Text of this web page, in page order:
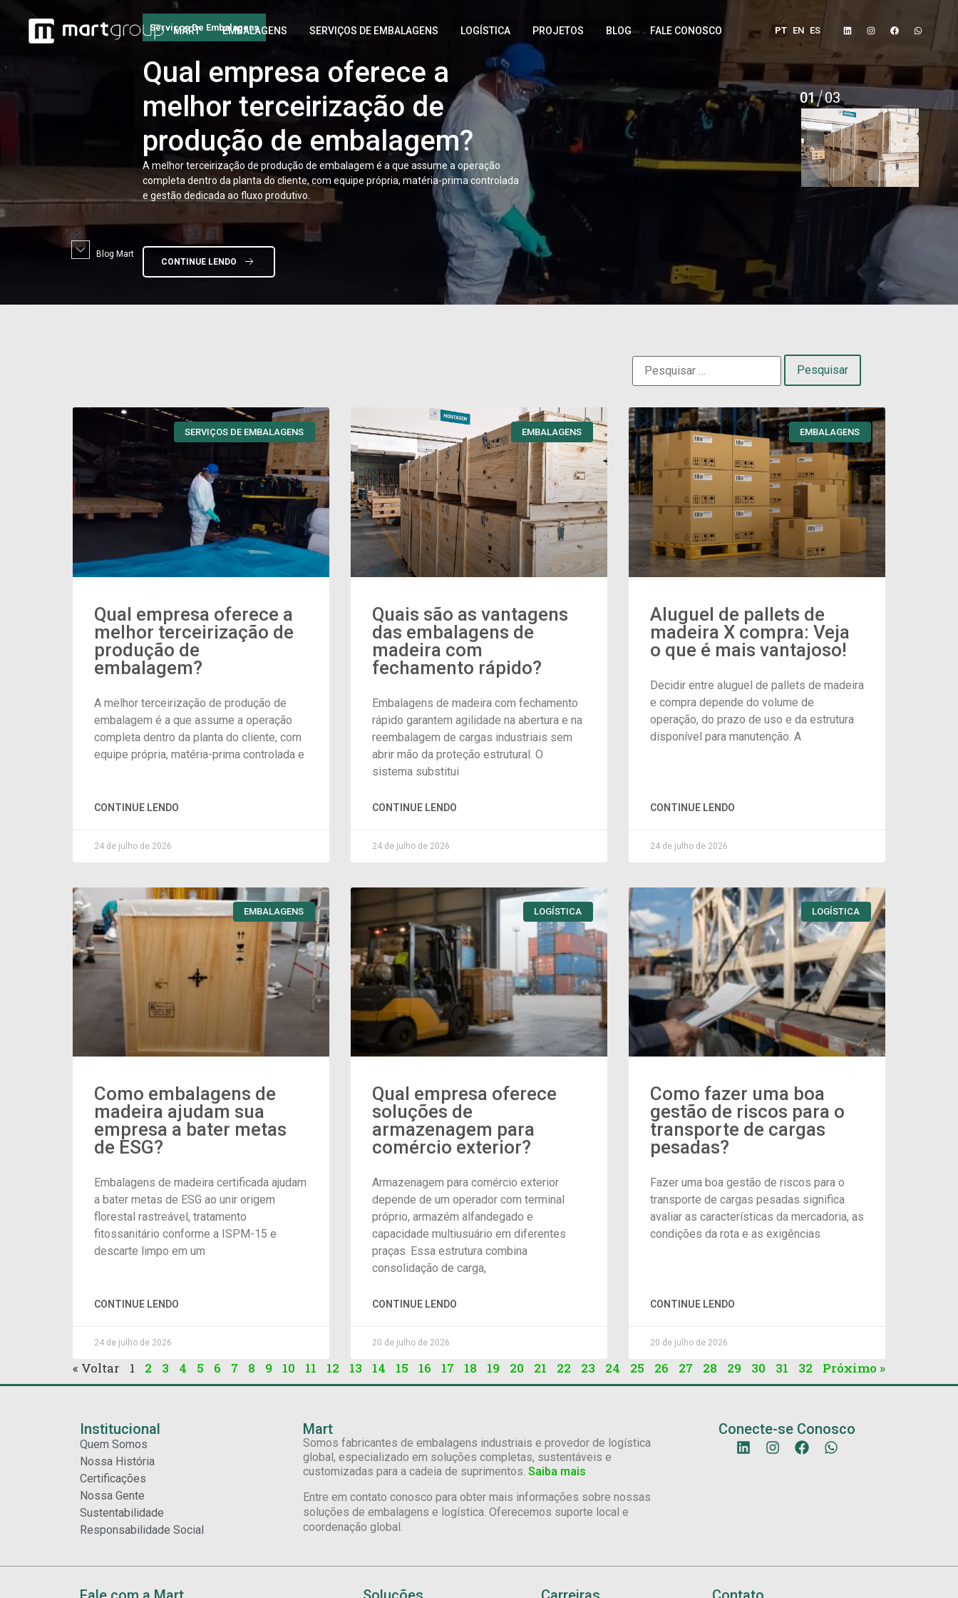
MART EMBALAGENS SERVIÇOS DE EMBALAGENS LOGÍSTICA PROJETOS BLOG FALE CONOSCO PT EN ES
Serviços De Embalagens
Qual empresa oferece a
melhor terceirização de
produção de embalagem?
A melhor terceirização de produção de embalagem é a que assume a operação
completa dentro da planta do cliente, com equipe própria, matéria-prima controlada
e gestão dedicada ao fluxo produtivo.
CONTINUE LENDO
01 03
Blog Mart
SERVIÇOS DE EMBALAGENS
Qual empresa oferece a
melhor terceirização de
produção de
embalagem?
A melhor terceirização de produção de
embalagem é a que assume a operação
completa dentro da planta do cliente, com
equipe própria, matéria-prima controlada e
CONTINUE LENDO
24 de julho de 2026
EMBALAGENS
Quais são as vantagens
das embalagens de
madeira com
fechamento rápido?
Embalagens de madeira com fechamento
rápido garantem agilidade na abertura e na
reembalagem de cargas industriais sem
abrir mão da proteção estrutural. O
sistema substitui
CONTINUE LENDO
24 de julho de 2026
EMBALAGENS
Aluguel de pallets de
madeira X compra: Veja
o que é mais vantajoso!
Decidir entre aluguel de pallets de madeira
e compra depende do volume de
operação, do prazo de uso e da estrutura
disponível para manutenção. A
CONTINUE LENDO
24 de julho de 2026
EMBALAGENS
Como embalagens de
madeira ajudam sua
empresa a bater metas
de ESG?
Embalagens de madeira certificada ajudam
a bater metas de ESG ao unir origem
florestal rastreável, tratamento
fitossanitário conforme a ISPM-15 e
descarte limpo em um
CONTINUE LENDO
24 de julho de 2026
LOGÍSTICA
Qual empresa oferece
soluções de
armazenagem para
comércio exterior?
Armazenagem para comércio exterior
depende de um operador com terminal
próprio, armazém alfandegado e
capacidade multiusuário em diferentes
praças. Essa estrutura combina
consolidação de carga,
CONTINUE LENDO
20 de julho de 2026
LOGÍSTICA
Como fazer uma boa
gestão de riscos para o
transporte de cargas
pesadas?
Fazer uma boa gestão de riscos para o
transporte de cargas pesadas significa
avaliar as características da mercadoria, as
condições da rota e as exigências
CONTINUE LENDO
20 de julho de 2026
« Voltar 1 2 3 4 5 6 7 8 9 10 11 12 13 14 15 16 17 18 19 20 21 22 23 24 25 26 27 28 29 30 31 32 Próximo »
Institucional
Quem Somos
Nossa História
Certificações
Nossa Gente
Sustentabilidade
Responsabilidade Social
Mart
Somos fabricantes de embalagens industriais e provedor de logística
global, especializado em soluções completas, sustentáveis e
customizadas para a cadeia de suprimentos.Saiba mais
Entre em contato conosco para obter mais informações sobre nossas
soluções de embalagens e logística. Oferecemos suporte local e
coordenação global.
Conecte-se Conosco